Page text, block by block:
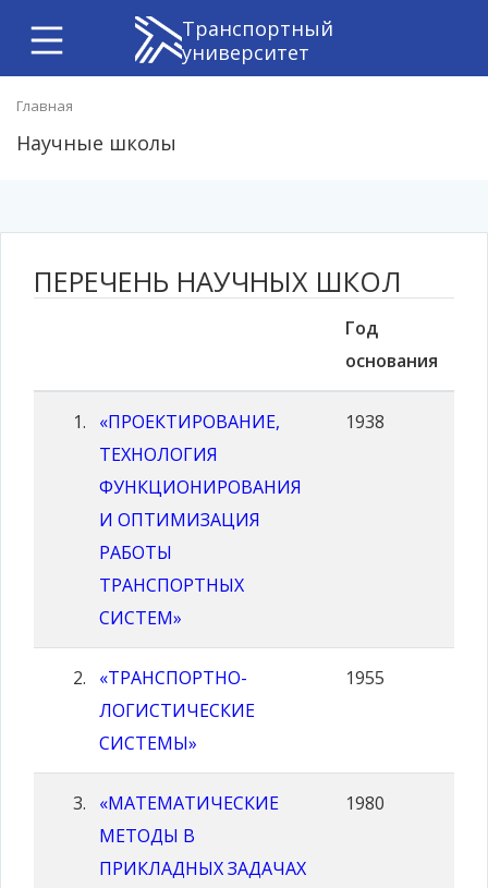
Транспортный
университет
Главная
Научные школы
ПЕРЕЧЕНЬ НАУЧНЫХ ШКОЛ
Год
основания
«ПРОЕКТИРОВАНИЕ,
ТЕХНОЛОГИЯ
ФУНКЦИОНИРОВАНИЯ
И ОПТИМИЗАЦИЯ
РАБОТЫ
ТРАНСПОРТНЫХ
СИСТЕМ»
1938
«ТРАНСПОРТНО-
ЛОГИСТИЧЕСКИЕ
СИСТЕМЫ»
1955
«МАТЕМАТИЧЕСКИЕ
МЕТОДЫ В
ПРИКЛАДНЫХ ЗАДАЧАХ
1980